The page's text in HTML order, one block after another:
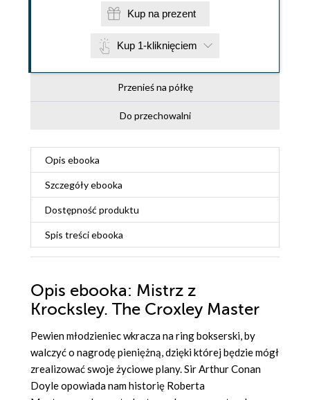
Kup na prezent
Kup 1-kliknięciem
Przenieś na półkę
Do przechowalni
Opis ebooka
Szczegółyebooka
Dostępność produktu
Spis treściebooka
Opis ebooka: Mistrz z
Krocksley. The Croxley Master
Pewien młodzieniec wkracza na ring bokserski, by
walczyć o nagrodę pieniężną, dzięki której będzie mógł
zrealizować swoje życiowe plany. Sir Arthur Conan
Doyle opowiada nam historię Roberta